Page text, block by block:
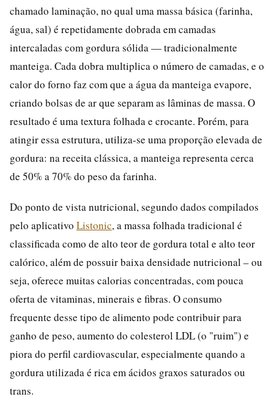
chamado laminação, no qual uma massa básica (farinha,
água, sal) é repetidamente dobrada em camadas
intercaladas com gordura sólida — tradicionalmente
manteiga. Cada dobra multiplica o número de camadas, e o
calor do forno faz com que a água da manteiga evapore,
criando bolsas de ar que separam as lâminas de massa. O
resultado é uma textura folhada e crocante. Porém, para
atingir essa estrutura, utiliza-se uma proporção elevada de
gordura: na receita clássica, a manteiga representa cerca
de 50% a 70% do peso da farinha.
Do ponto de vista nutricional, segundo dados compilados
pelo aplicativo Listonic, a massa folhada tradicional é
classificada como de alto teor de gordura total e alto teor
calórico, além de possuir baixa densidade nutricional – ou
seja, oferece muitas calorias concentradas, com pouca
oferta de vitaminas, minerais e fibras. O consumo
frequente desse tipo de alimento pode contribuir para
ganho de peso, aumento do colesterol LDL (o "ruim") e
piora do perfil cardiovascular, especialmente quando a
gordura utilizada é rica em ácidos graxos saturados ou
trans.